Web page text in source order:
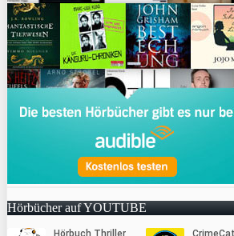
Hörbücher auf YOUTUBE